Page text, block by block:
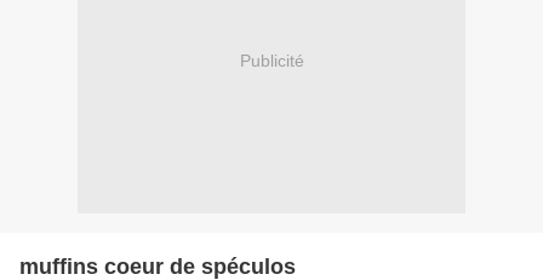
Publicité
muffins coeur de spéculos